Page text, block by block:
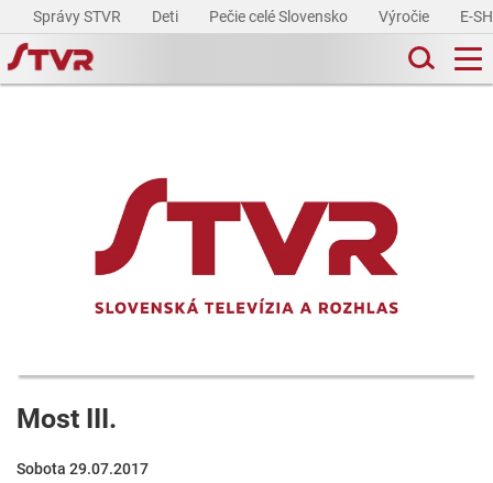
Správy STVR Deti Pečie celé Slovensko Výročie E-
Most III.
Sobota 29.07.2017